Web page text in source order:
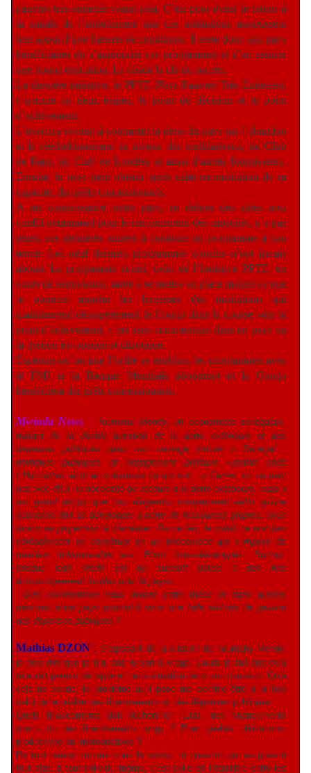
pauvres très endettés visent cela. C’est pour éviter le retour à
la spirale de l’endettement que ces institutions assortissent
leur appui d’une batterie de conditions. Il reste donc aux pays
bénéficiaires de s’approprier ces programmes et d’en assurer
une bonne exécution. Là réside la clé du succès.
La dernière initiative, le PPTE (Pays Pauvres Très Endettés),
s’articule en deux étapes, le point de décision et le point
d’achèvement.
L’exercice revient à contracter la dette du pays par l’abandon
et le rééchelonnement au niveau des multilatéraux, du Club
de Pairs, du Club de Londres et aussi d’autres fournisseurs.
Ensuite, le pays peut obtenir après cette reconstitution de sa
capacité, des prêts concessionnels.
A ma connaissance, notre pays, en dehors des aides post
conflit notamment pour le renforcement des capacités, n’a pas
réussi ces dernières années à conduire un programme à son
terme. Les neuf derniers programmes conclus n’ont jamais
abouti. Le programme actuel, celui de l’Initiative PPTE, en
cours de négociation, tarde à se mettre en place malgré ce que
je pourrais appeler les largesses des institutions qui
maintiennent désespérément le Congo dans la course vers le
point d’achèvement, c’est sans commentaire dans un pays où
la gestion est opaque et chaotique.
Espérons qu’un jour l’ordre se rétablira, les programmes avec
le FMI et la Banque Mondiale aboutiront et le Congo
bénéficiera des prêts concessionnels.
Mwinda News : Toumany Mendy, un économiste sénégalais,
traitant de la double question de la dette extérieure et des
dépenses publiques dans son ouvrage intitulé « Sénégal :
politiques publiques et engagement politique »,publié chez
L’Harmattan, écrit en substance ce qui suit : « Certes, on ne peut
pas nier, dit-il, la nécessité du recours à la dette extérieure, mais il
est grand temps que nos dirigeants comprennent enfin qu’une
économie doit se développer à partir de ressources propres, avec
moins de propension à s’endetter. De ce fait, le crédit ne doit pas
véritablement se constituer en un phénomène qui s’impose de
manière indispensable aux Etats sous-développés. Surtout,
lorsque ledit crédit est de surcroît utilisé à des fins
économiquement inutiles pour le pays».
Quel commentaire vous inspire cette thèse et dans quelles
mesures notre pays pourrait-il avoir une telle attitude de gestion
des dépenses publiques ?
Mathias DZON: S’agissant de la citation de Toumany Mendy,
je dois dire que je n’ai pas lu son ouvrage. L’aurai-je fait que cela
m’aurait permis de replacer cette situation dans son contexte. Qu’à
cela ne tienne, le problème qu’il pose me semble être à la fois
celui de la qualité des financements et des dépenses publiques.
Quels financements doit rechercher l’Etat, des financements
courts ou des financements longs ? Pour quelles utilisations,
productives ou improductives ?
De tout temps comme vous le savez, la question qui se pose à
tout état, à tout individu même, c’est celle de l’équilibre entre les